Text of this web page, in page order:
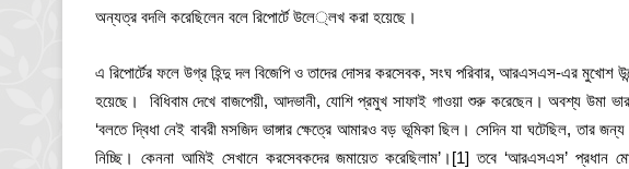
অন্যত্র বদলি করেছিলেন বলে রিপোর্টে উলে­্লখ করা হয়েছে।
এ রিপোর্টের ফলে উগ্র হিন্দু দল বিজেপি ও তাদের দোসর করসেবক, সংঘ পরিবার, আরএসএস-এর মুখোশ
হয়েছে। বিধিবাম দেখে বাজপেয়ী, আদভানী, যোশি প্রমুখ সাফাই গাওয়া শুরু করেছেন। অবশ্য উমা
‘বলতে দ্বিধা নেই বাবরী মসজিদ ভাঙ্গার ক্ষেত্রে আমারও বড় ভূমিকা ছিল। সেদিন যা ঘটেছিল, তার
নিচ্ছি। কেননা আমিই সেখানে করসেবকদের জমায়েত করেছিলাম’। [1] তবে ‘আরএসএস’ প্রধান